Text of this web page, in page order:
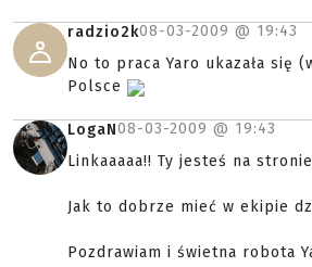
radzio2k08-03-2009 @ 19:43
No to praca Yaro ukazała się
Polsce
LogaN08-03-2009 @ 19:43
Linkaaaaa!! Ty jesteś na stronie
Jak to dobrze mieć w ekipie
Pozdrawiam i świetna robota